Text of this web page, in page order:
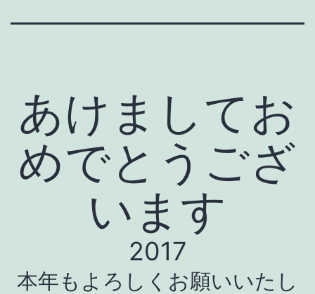
あけましてお
めでとうござ
います
2017
本年もよろしくお願いいたし